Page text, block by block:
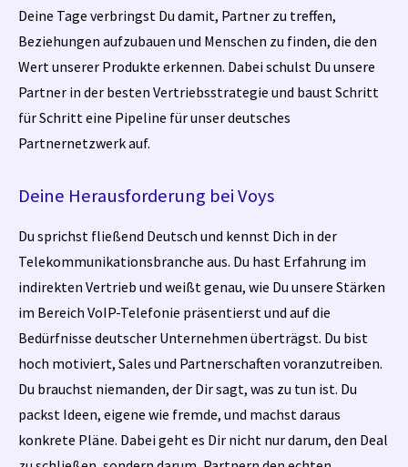
Deine Tage verbringst Du damit, Partner zu treffen,
Beziehungen aufzubauen und Menschen zu finden, die den
Wert unserer Produkte erkennen. Dabei schulst Du unsere
Partner in der besten Vertriebsstrategie und baust Schritt
für Schritt eine Pipeline für unser deutsches
Partnernetzwerk auf.
Deine Herausforderung bei Voys
Du sprichst fließend Deutsch und kennst Dich in der
Telekommunikationsbranche aus. Du hast Erfahrung im
indirekten Vertrieb und weißt genau, wie Du unsere Stärken
im Bereich VoIP-Telefonie präsentierst und auf die
Bedürfnisse deutscher Unternehmen überträgst. Du bist
hoch motiviert, Sales und Partnerschaften voranzutreiben.
Du brauchst niemanden, der Dir sagt, was zu tun ist. Du
packst Ideen, eigene wie fremde, und machst daraus
konkrete Pläne. Dabei geht es Dir nicht nur darum, den Deal